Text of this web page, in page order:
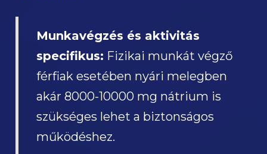
Munkavégzés és aktivitás
specifikus: Fizikai munkát végző
férfiak esetében nyári melegben
akár 8000-10000 mg nátrium is
szükséges lehet a biztonságos
működéshez.